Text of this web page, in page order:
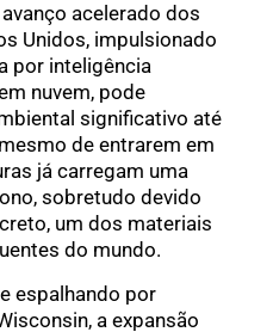
avanço acelerado dos
Unidos, impulsionado
por inteligência
nuvem, pode
significativo até
de entrarem em
já carregam uma
sobretudo devido
um dos materiais
do mundo.
espalhando por
a expansão